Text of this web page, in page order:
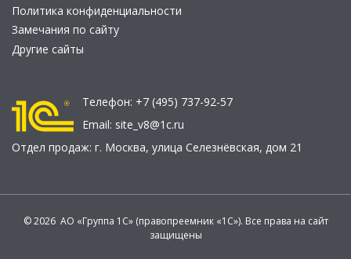
Политика конфиденциальности
Замечания по сайту
Другие сайты
Телефон: +7 (495) 737-92-57
Email: site_v8@1c.ru
Отдел продаж: г. Москва, улица Селезнёвская, дом 21
© 2026 АО «Группа 1С» (правопреемник «1С»). Все права на сайт
защищены